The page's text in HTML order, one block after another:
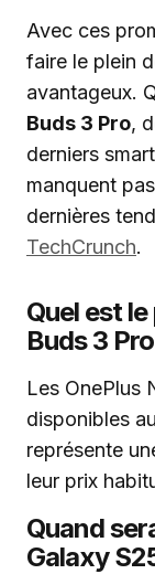
Avec ces
faire le plein
avantageux.
Buds 3 Pro,
derniers
manquent
dernières
TechCrunch.
Quel est
Buds 3
Les OnePlus
disponibles
représente
leur prix
Quand
Galaxy